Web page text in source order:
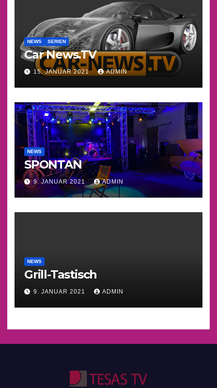
NEWS SERIEN
Car News.TV
15. JANUAR 2021 ADMIN
NEWS
SPONTAN
9. JANUAR 2021 ADMIN
NEWS
Grill-Tastisch
9. JANUAR 2021 ADMIN